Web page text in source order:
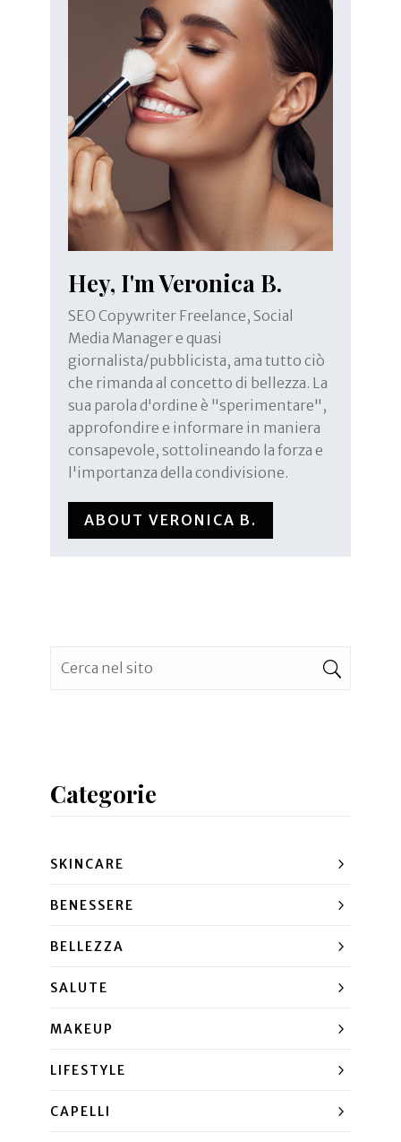
Hey, I'm Veronica B.
SEO Copywriter Freelance, Social
Media Manager e quasi
giornalista/pubblicista, ama tutto ciò
che rimanda al concetto di bellezza. La
sua parola d'ordine è "sperimentare",
approfondire e informare in maniera
consapevole, sottolineando la forza e
l'importanza della condivisione.
ABOUT VERONICA B.
Categorie
SKINCARE
BENESSERE
BELLEZZA
SALUTE
MAKEUP
LIFESTYLE
CAPELLI